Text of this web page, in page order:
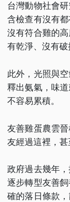
台灣動物社會
含檢查有沒有
沒有符合雞的
有乾淨、沒有破
此外，光照與
釋出氨氣，味
不容易累積。
友善雞蛋農雲
友經過這裡，甚
政府過去幾年
逐步轉型友善
確的落日條款